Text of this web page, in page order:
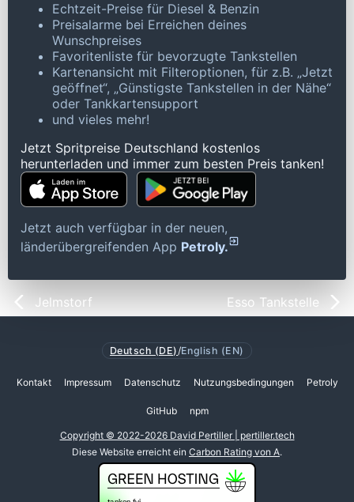
Echtzeit-Preise für Diesel & Benzin
Preisalarme bei Erreichen deines
Wunschpreises
Favoritenliste für bevorzugte Tankstellen
Kartenansicht mit Filteroptionen, für z.B. „Jetzt
geöffnet“, „Günstigste Tankstellen in der Nähe“
oder Tankkartensupport
und vieles mehr!
Jetzt Spritpreise Deutschland kostenlos
herunterladen und immer zum besten Preis tanken!
Jetzt auch verfügbar in der neuen,
länderübergreifenden App Petroly.
Jelmstorf Esso Tankstelle
Deutsch (DE) /English (EN)
Kontakt Impressum Datenschutz Nutzungsbedingungen Petroly
GitHub npm
Copyright © 2022-2026 David Pertiller | pertiller.tech
Diese Website erreicht ein Carbon Rating von A.